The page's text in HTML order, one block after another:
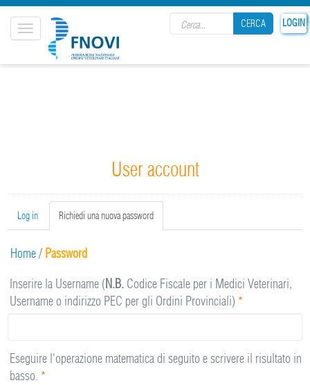
LOGIN
CERCA
Toggle
navigation
User account
Primary tabs
Log in Richiedi una nuova password
tab)
Home/ Password
Inserire la Username (N.B. Codice Fiscale per i Medici Veterinari,
Username o indirizzo PEC per gli Ordini Provinciali) *
Eseguire l'operazione matematica di seguito e scrivere il risultato in
basso. *